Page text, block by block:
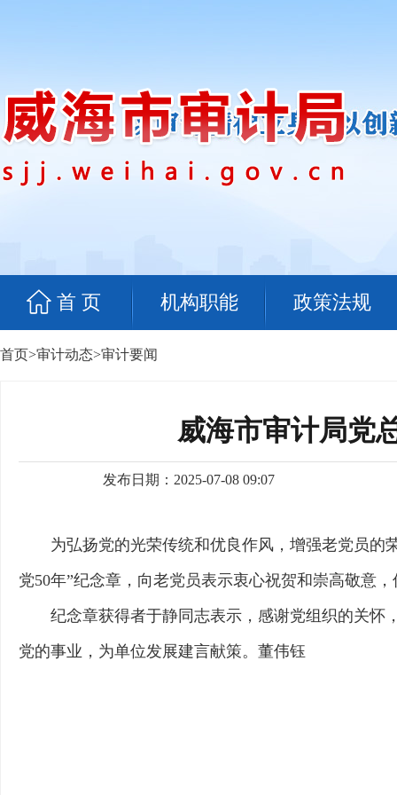
首 页 机构职能 政策法规
首页>审计动态>审计要闻
威海市审计局党
发布日期：2025-07-08 09:07
为弘扬党的光荣传统和优良作风，增强老党员的
党50年”纪念章，向老党员表示衷心祝贺和崇高敬意
纪念章获得者于静同志表示，感谢党组织的关怀
党的事业，为单位发展建言献策。董伟钰